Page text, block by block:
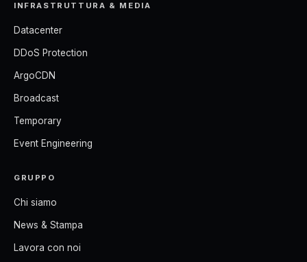
INFRASTRUTTURA & MEDIA
Datacenter
DDoS Protection
ArgoCDN
Broadcast
Temporary
Event Engineering
GRUPPO
Chi siamo
News & Stampa
Lavora con noi